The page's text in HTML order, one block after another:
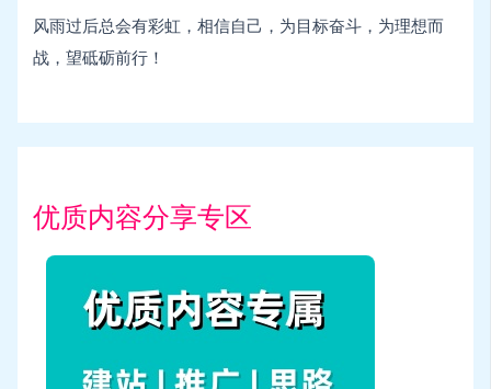
风雨过后总会有彩虹，相信自己，为目标奋斗，为理想而
战，望砥砺前行！
优质内容分享专区